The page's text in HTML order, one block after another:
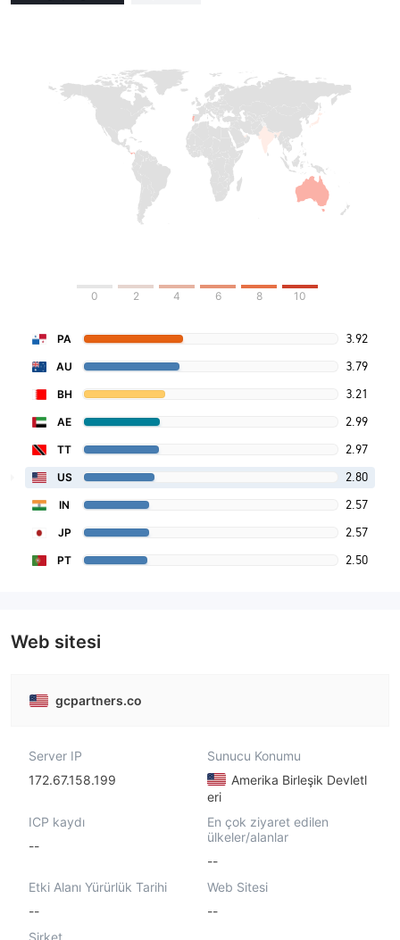
0 2 4 6 8 10
PA 3.92
AU 3.79
BH 3.21
AE 2.99
TT 2.97
US 2.80
IN 2.57
JP 2.57
PT 2.50
Web sitesi
gcpartners.co
Server IP
172.67.158.199
Sunucu Konumu
Amerika Birleşik Devletl
eri
ICP kaydı
--
En çok ziyaret edilen
ülkeler/alanlar
--
Etki Alanı Yürürlük Tarihi
--
Web Sitesi
--
Şirket